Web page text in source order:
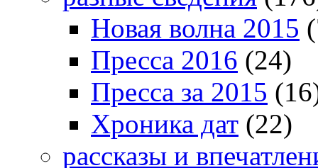
Новая волна 2015
Пресса 2016 (24)
Пресса за 2015
Хроника дат (22)
рассказы и